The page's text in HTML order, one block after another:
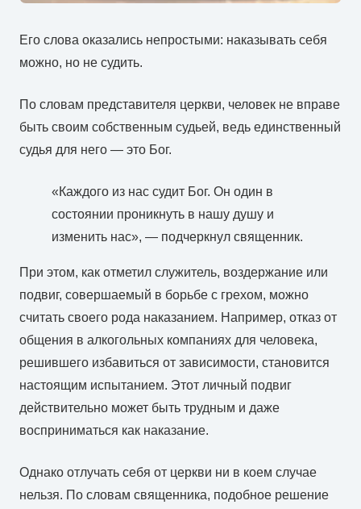
Его слова оказались непростыми: наказывать себя
можно, но не судить.
По словам представителя церкви, человек не вправе
быть своим собственным судьей, ведь единственный
судья для него — это Бог.
«Каждого из нас судит Бог. Он один в
состоянии проникнуть в нашу душу и
изменить нас», — подчеркнул священник.
При этом, как отметил служитель, воздержание или
подвиг, совершаемый в борьбе с грехом, можно
считать своего рода наказанием. Например, отказ от
общения в алкогольных компаниях для человека,
решившего избавиться от зависимости, становится
настоящим испытанием. Этот личный подвиг
действительно может быть трудным и даже
восприниматься как наказание.
Однако отлучать себя от церкви ни в коем случае
нельзя. По словам священника, подобное решение